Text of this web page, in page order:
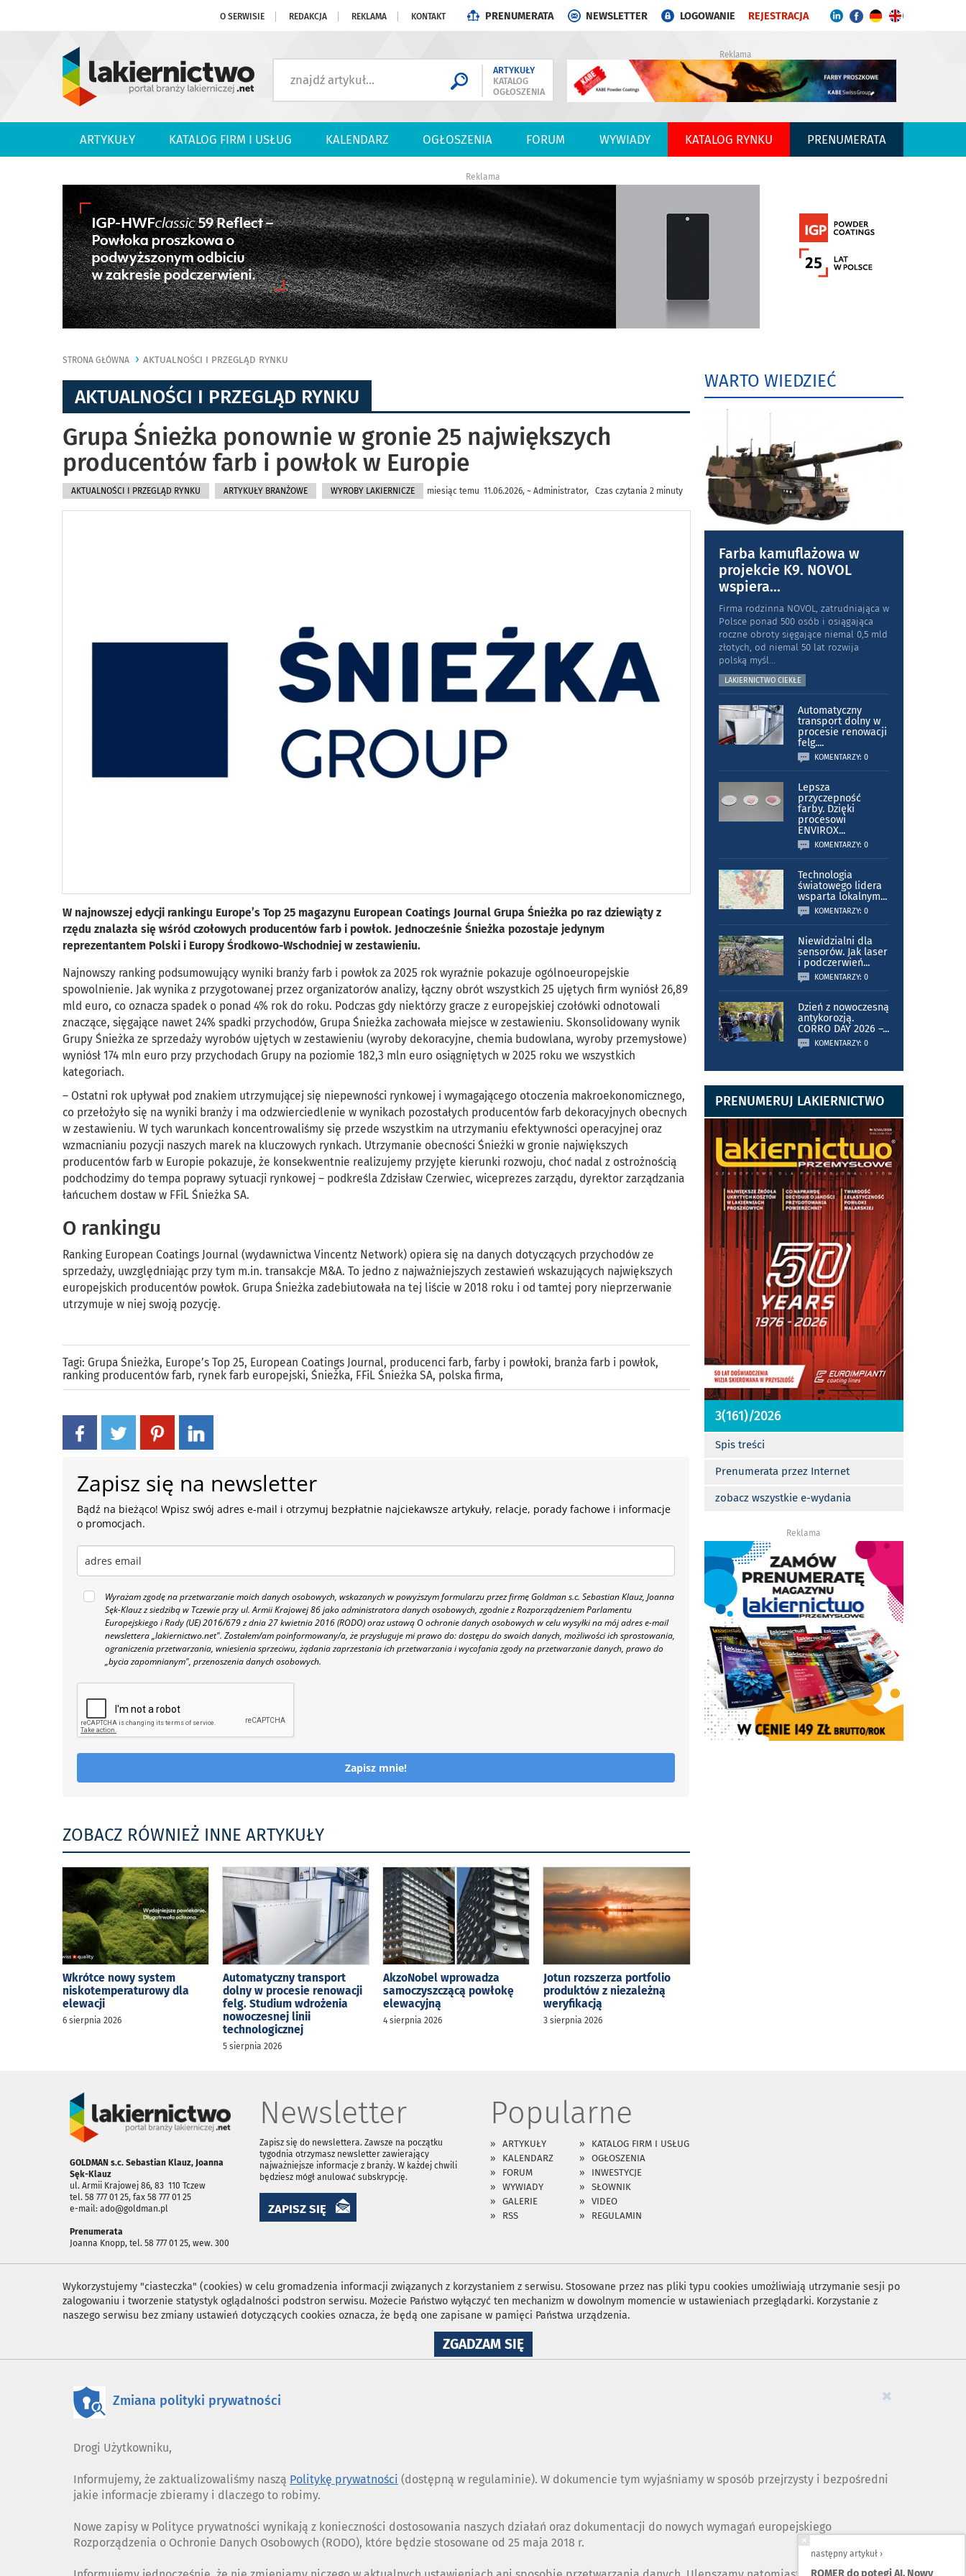
O SERWISIE REDAKCJA REKLAMA KONTAKT PRENUMERATA NEWSLETTER LOGOWANIE REJESTRACJA
ARTYKUŁY
KATALOG
OGŁOSZENIA
Reklama
ARTYKUŁY KATALOG FIRM I USŁUG KALENDARZ OGŁOSZENIA FORUM WYWIADY KATALOG RYNKU PRENUMERATA
Reklama
STRONA GŁÓWNA AKTUALNOŚCI I PRZEGLĄD RYNKU
AKTUALNOŚCI I PRZEGLĄD RYNKU
Grupa Śnieżka ponownie w gronie 25 największych
producentów farb i powłok w Europie
AKTUALNOŚCI I PRZEGLĄD RYNKU ARTYKUŁY BRANŻOWE WYROBY LAKIERNICZE miesiąc temu 11.06.2026, ~ Administrator, Czas czytania 2 minuty
W najnowszej edycji rankingu Europe’s Top 25 magazynu European Coatings Journal Grupa Śnieżka po raz dziewiąty z
rzędu znalazła się wśród czołowych producentów farb i powłok. Jednocześnie Śnieżka pozostaje jedynym
reprezentantem Polski i Europy Środkowo-Wschodniej w zestawieniu.
Najnowszy ranking podsumowujący wyniki branży farb i powłok za 2025 rok wyraźnie pokazuje ogólnoeuropejskie
spowolnienie. Jak wynika z przygotowanej przez organizatorów analizy, łączny obrót wszystkich 25 ujętych firm wyniósł 26,89
mld euro, co oznacza spadek o ponad 4% rok do roku. Podczas gdy niektórzy gracze z europejskiej czołówki odnotowali
znaczące, sięgające nawet 24% spadki przychodów, Grupa Śnieżka zachowała miejsce w zestawieniu. Skonsolidowany wynik
Grupy Śnieżka ze sprzedaży wyrobów ujętych w zestawieniu (wyroby dekoracyjne, chemia budowlana, wyroby przemysłowe)
wyniósł 174 mln euro przy przychodach Grupy na poziomie 182,3 mln euro osiągniętych w 2025 roku we wszystkich
kategoriach.
– Ostatni rok upływał pod znakiem utrzymującej się niepewności rynkowej i wymagającego otoczenia makroekonomicznego,
co przełożyło się na wyniki branży i ma odzwierciedlenie w wynikach pozostałych producentów farb dekoracyjnych obecnych
w zestawieniu. W tych warunkach koncentrowaliśmy się przede wszystkim na utrzymaniu efektywności operacyjnej oraz
wzmacnianiu pozycji naszych marek na kluczowych rynkach. Utrzymanie obecności Śnieżki w gronie największych
producentów farb w Europie pokazuje, że konsekwentnie realizujemy przyjęte kierunki rozwoju, choć nadal z ostrożnością
podchodzimy do tempa poprawy sytuacji rynkowej – podkreśla Zdzisław Czerwiec, wiceprezes zarządu, dyrektor zarządzania
łańcuchem dostaw w FFiL Śnieżka SA.
O rankingu
Ranking European Coatings Journal (wydawnictwa Vincentz Network) opiera się na danych dotyczących przychodów ze
sprzedaży, uwzględniając przy tym m.in. transakcje M&A. To jedno z najważniejszych zestawień wskazujących największych
europejskich producentów powłok. Grupa Śnieżka zadebiutowała na tej liście w 2018 roku i od tamtej pory nieprzerwanie
utrzymuje w niej swoją pozycję.
Tagi: Grupa Śnieżka, Europe’s Top 25, European Coatings Journal, producenci farb, farby i powłoki, branża farb i powłok,
ranking producentów farb, rynek farb europejski, Śnieżka, FFiL Śnieżka SA, polska firma,
następny artykuł ›
ROMER do potęgi AI. Nowy
Zapisz się na newsletter
Bądź na bieżąco! Wpisz swój adres e-mail i otrzymuj bezpłatnie najciekawsze artykuły, relacje, porady fachowe i informacje
o promocjach.
Wyrażam zgodę na przetwarzanie moich danych osobowych, wskazanych w powyższym formularzu przez firmę Goldman s.c. Sebastian Klauz, Joanna
Sęk-Klauz z siedzibą w Tczewie przy ul. Armii Krajowej 86 jako administratora danych osobowych, zgodnie z Rozporządzeniem Parlamentu
Europejskiego i Rady (UE) 2016/679 z dnia 27 kwietnia 2016 (RODO) oraz ustawą O ochronie danych osobowych w celu wysyłki na mój adres e-mail
newslettera „lakiernictwo.net". Zostałem/am poinformowany/a, że przysługuje mi prawo do: dostępu do swoich danych, możliwości ich sprostowania,
ograniczenia przetwarzania, wniesienia sprzeciwu, żądania zaprzestania ich przetwarzania i wycofania zgody na przetwarzanie danych, prawo do
„bycia zapomnianym", przenoszenia danych osobowych.
Zapisz mnie!
ZOBACZ RÓWNIEŻ INNE ARTYKUŁY
Wkrótce nowy system
niskotemperaturowy dla
elewacji
6 sierpnia 2026
Automatyczny transport
dolny w procesie renowacji
felg. Studium wdrożenia
nowoczesnej linii
technologicznej
5 sierpnia 2026
AkzoNobel wprowadza
samoczyszczącą powłokę
elewacyjną
4 sierpnia 2026
Jotun rozszerza portfolio
produktów z niezależną
weryfikacją
3 sierpnia 2026
WARTO WIEDZIEĆ
Farba kamuflażowa w
projekcie K9. NOVOL
wspiera...
Firma rodzinna NOVOL, zatrudniająca w
Polsce ponad 500 osób i osiągająca
roczne obroty sięgające niemal 0,5 mld
złotych, od niemal 50 lat rozwija
polską myśl...
LAKIERNICTWO CIEKŁE
Automatyczny
transport dolny w
procesie renowacji
felg....
KOMENTARZY: 0
Lepsza
przyczepność
farby. Dzięki
procesowi
ENVIROX...
KOMENTARZY: 0
Technologia
światowego lidera
wsparta lokalnym...
KOMENTARZY: 0
Niewidzialni dla
sensorów. Jak laser
i podczerwień...
KOMENTARZY: 0
Dzień z nowoczesną
antykorozją.
CORRO DAY 2026 –...
KOMENTARZY: 0
PRENUMERUJ LAKIERNICTWO
3(161)/2026
Spis treści
Prenumerata przez Internet
zobacz wszystkie e-wydania
Reklama
GOLDMAN s.c. Sebastian Klauz, Joanna
Sęk-Klauz
ul. Armii Krajowej 86, 83 ­ 110 Tczew
tel. 58 777 01 25, fax 58 777 01 25
e-mail: ado@goldman.pl
Prenumerata
Joanna Knopp, tel. 58 777 01 25, wew. 300
Newsletter
Zapisz się do newslettera. Zawsze na początku
tygodnia otrzymasz newsletter zawierający
najważniejsze informacje z branży. W każdej chwili
będziesz mógł anulować subskrypcję.
ZAPISZ SIĘ
Popularne
ARTYKUŁY
KATALOG FIRM I USŁUG
KALENDARZ
OGŁOSZENIA
FORUM
INWESTYCJE
WYWIADY
SŁOWNIK
GALERIE
VIDEO
RSS
REGULAMIN
Wykorzystujemy "ciasteczka" (cookies) w celu gromadzenia informacji związanych z korzystaniem z serwisu. Stosowane przez nas pliki typu cookies umożliwiają utrzymanie sesji po
zalogowaniu i tworzenie statystyk oglądalności podstron serwisu. Możecie Państwo wyłączyć ten mechanizm w dowolnym momencie w ustawieniach przeglądarki. Korzystanie z
naszego serwisu bez zmiany ustawień dotyczących cookies oznacza, że będą one zapisane w pamięci Państwa urządzenia.
ZGADZAM SIĘNA
WYKORZYSTANIE
×
Zmiana polityki prywatności
Drogi Użytkowniku,
Informujemy, że zaktualizowaliśmy naszą Politykę prywatności (dostępną w regulaminie). W dokumencie tym wyjaśniamy w sposób przejrzysty i bezpośredni
jakie informacje zbieramy i dlaczego to robimy.
Nowe zapisy w Polityce prywatności wynikają z konieczności dostosowania naszych działań oraz dokumentacji do nowych wymagań europejskiego
Rozporządzenia o Ochronie Danych Osobowych (RODO), które będzie stosowane od 25 maja 2018 r.